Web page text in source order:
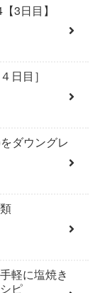
3日目】
日目］
ダウングレ
軽に塩焼き
ピ